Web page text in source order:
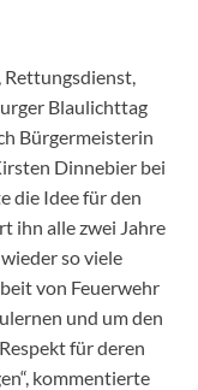
Rettungsdienst,
Blaulichttag
Bürgermeisterin
Dinnebier bei
die Idee für den
ihn alle zwei Jahre
so viele
von Feuerwehr
und um den
für deren
kommentierte